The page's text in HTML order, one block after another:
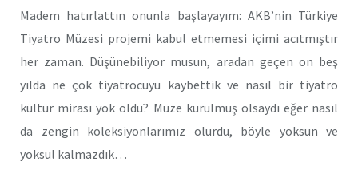
Madem hatırlattın onunla başlayayım: AKB’nin Türkiye
Tiyatro Müzesi projemi kabul etmemesi içimi acıtmıştır
her zaman. Düşünebiliyor musun, aradan geçen on beş
yılda ne çok tiyatrocuyu kaybettik ve nasıl bir tiyatro
kültür mirası yok oldu? Müze kurulmuş olsaydı eğer nasıl
da zengin koleksiyonlarımız olurdu, böyle yoksun ve
yoksul kalmazdık…